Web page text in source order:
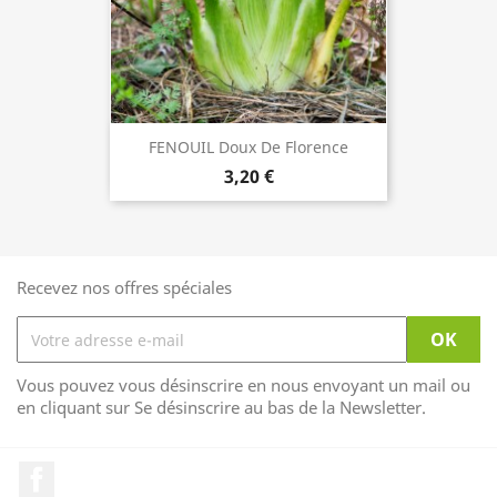
FENOUIL Doux De Florence
3,20 €
Recevez nos offres spéciales
Vous pouvez vous désinscrire en nous envoyant un mail ou
en cliquant sur Se désinscrire au bas de la Newsletter.